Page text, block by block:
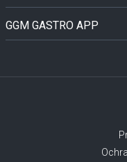
GGM GASTRO APP